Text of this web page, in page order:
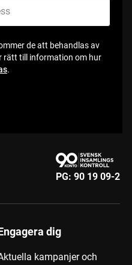
de att behandlas av
rätt till information om hur
.
PG: 90 19 09-2
dig
kampanjer och